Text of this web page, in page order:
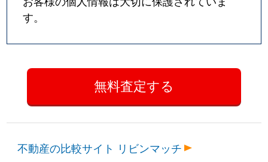
す。
不動産の比較サイト リビンマッチ